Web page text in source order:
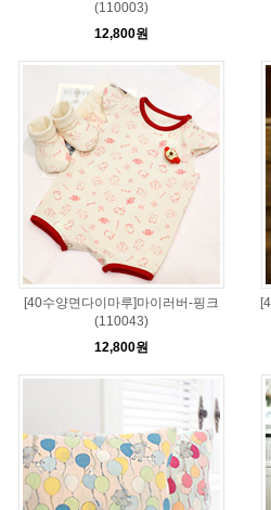
(110003)
12,800원
[40수양면다이마루]마이러버-핑크
(110043)
12,800원